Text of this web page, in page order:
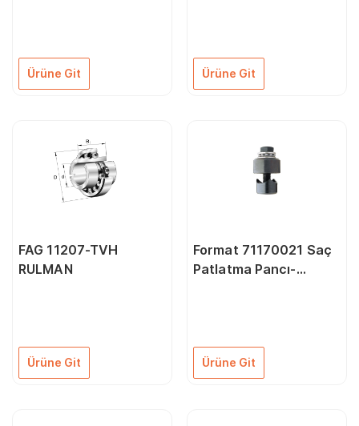
Ürüne Git Ürüne Git
FAG 11207-TVH
RULMAN
Ürüne Git
Format 71170021 Saç
Patlatma Pancı-
Ürüne Git